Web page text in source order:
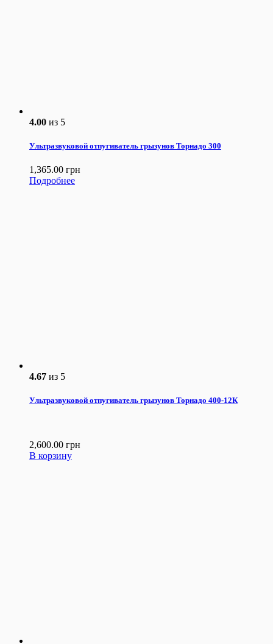
4.00 из 5
Ультразвуковой отпугиватель грызунов Торнадо 300
1,365.00 грн
Подробнее
4.67 из 5
Ультразвуковой отпугиватель грызунов Торнадо 400-12К
2,600.00 грн
В корзину